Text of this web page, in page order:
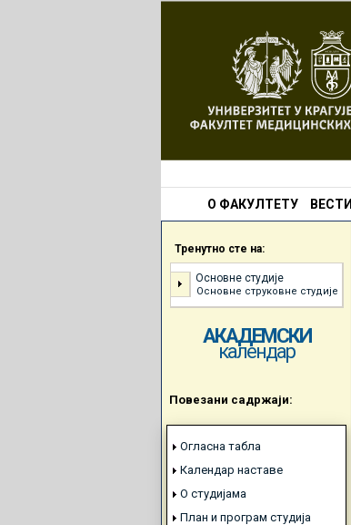
О ФАКУЛТЕТУ ВЕСТИ
Тренутно сте на:
Основне студије
Основне струковне студије
АКАДЕМСКИ
календар
Повезани садржаји:
Огласна табла
Календар наставе
О студијама
План и програм студија